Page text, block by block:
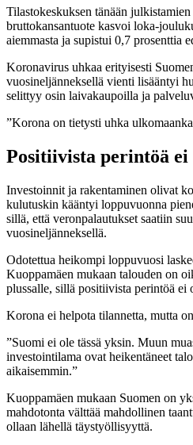
Tilastokeskuksen tänään
bruttokansantuote kasvoi loka-
aiemmasta ja supistui 0,7 prosenttia
Koronavirus uhkaa erityisesti
vuosineljänneksellä vienti lisääntyi
selittyy osin laivakaupoilla ja
”Korona on tietysti uhka
Positiivista perintöä ei
Investoinnit ja rakentaminen olivat
kulutuskin kääntyi loppuvuonna
sillä, että veronpalautukset saatiin
vuosineljänneksellä.
Odotettua heikompi loppuvuosi
Kuoppamäen mukaan talouden on
plussalle, sillä positiivista perintöä ei
Korona ei helpota tilannetta, mutta
”Suomi ei ole tässä yksin. Muun
investointilama ovat heikentäneet
aikaisemmin.”
Kuoppamäen mukaan Suomen on
mahdotonta välttää mahdollinen
ollaan lähellä täystyöllisyyttä.